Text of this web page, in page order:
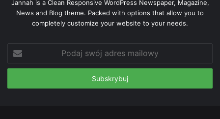
Fotorelacja! (fot. Przemysław Janas)
Jaslonet.pl
bramka Czarni Jasło mecz
Jannah is a Clean Responsive WordPress Newspaper, Magazine,
News and Blog theme. Packed with options that allow you to
completely customize your website to your needs.
Podaj
swój
adres